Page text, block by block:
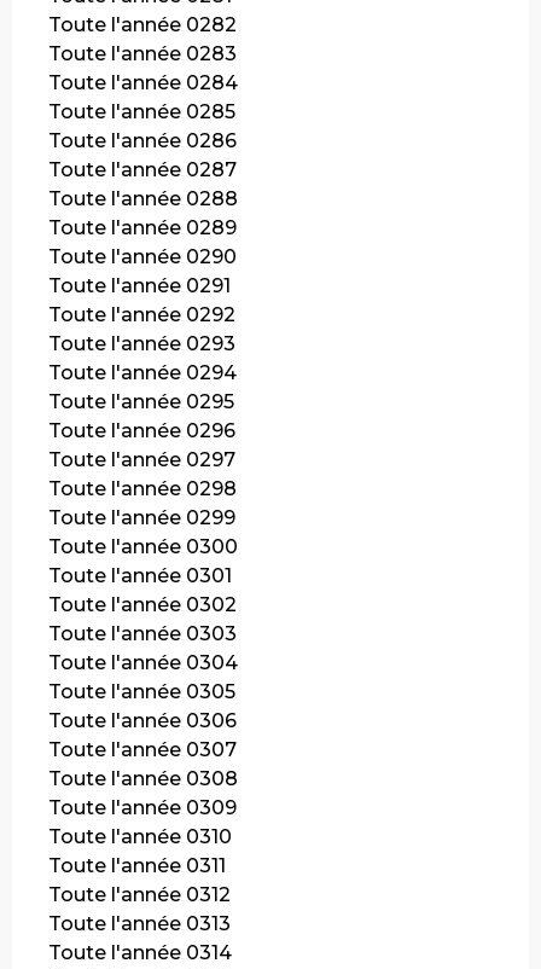
Toute l'année 0282
Toute l'année 0283
Toute l'année 0284
Toute l'année 0285
Toute l'année 0286
Toute l'année 0287
Toute l'année 0288
Toute l'année 0289
Toute l'année 0290
Toute l'année 0291
Toute l'année 0292
Toute l'année 0293
Toute l'année 0294
Toute l'année 0295
Toute l'année 0296
Toute l'année 0297
Toute l'année 0298
Toute l'année 0299
Toute l'année 0300
Toute l'année 0301
Toute l'année 0302
Toute l'année 0303
Toute l'année 0304
Toute l'année 0305
Toute l'année 0306
Toute l'année 0307
Toute l'année 0308
Toute l'année 0309
Toute l'année 0310
Toute l'année 0311
Toute l'année 0312
Toute l'année 0313
Toute l'année 0314